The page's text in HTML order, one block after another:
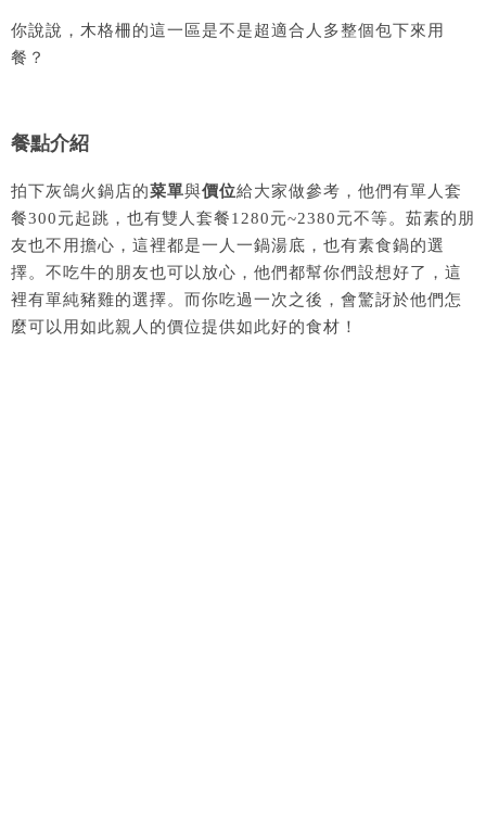
你說說，木格柵的這一區是不是超適合人多整個包下來用
餐？
餐點介紹
拍下灰鴿火鍋店的菜單與價位給大家做參考，他們有單人套
餐300元起跳，也有雙人套餐1280元~2380元不等。茹素的朋
友也不用擔心，這裡都是一人一鍋湯底，也有素食鍋的選
擇。不吃牛的朋友也可以放心，他們都幫你們設想好了，這
裡有單純豬雞的選擇。而你吃過一次之後，會驚訝於他們怎
麼可以用如此親人的價位提供如此好的食材！